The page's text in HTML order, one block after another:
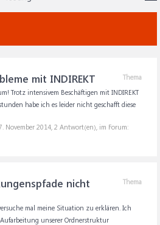
Thema
mit INDIREKT
Trotz intensivem Beschäftigen mit INDIREKT
habe ich es leider nicht geschafft diese
November 2014, 2 Antwort(en), im Forum:
Thema
nicht
mal meine Situation zu erklären. Ich
unserer Ordnerstruktur